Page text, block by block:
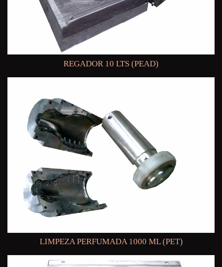
REGADOR 10 LTS (PEAD)
LIMPEZA PERFUMADA 1000 ML (PET)